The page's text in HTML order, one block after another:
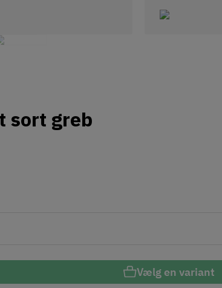
sort greb
Vælg en variant